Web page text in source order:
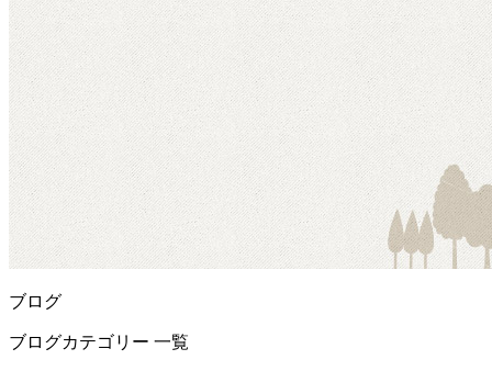
ブログ
ブログカテゴリー 一覧